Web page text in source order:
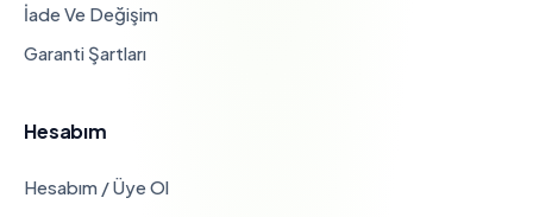
İade Ve Değişim
Garanti Şartları
Hesabım
Hesabım / Üye Ol